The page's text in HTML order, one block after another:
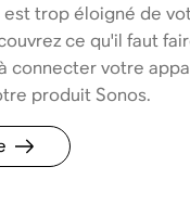
est trop éloigné de
ce qu'il faut
connecter votre
produit Sonos.